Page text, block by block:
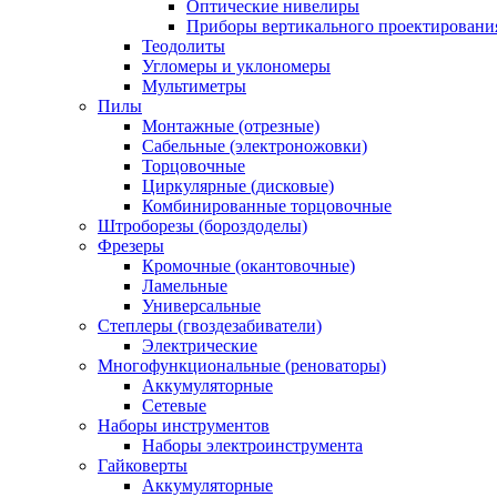
Оптические нивелиры
Приборы вертикального
Теодолиты
Угломеры и уклономеры
Мультиметры
Пилы
Монтажные (отрезные)
Сабельные (электроножовки)
Торцовочные
Циркулярные (дисковые)
Комбинированные торцовочные
Штроборезы (бороздоделы)
Фрезеры
Кромочные (окантовочные)
Ламельные
Универсальные
Степлеры (гвоздезабиватели)
Электрические
Многофункциональные (реноваторы)
Аккумуляторные
Сетевые
Наборы инструментов
Наборы электроинструмента
Гайковерты
Аккумуляторные